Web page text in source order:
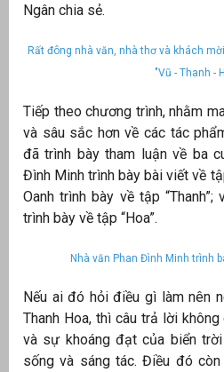
Ngân chia sẻ.
Rất đông nhà văn, nhà thơ và khách
"Vũ - Thanh -
Tiếp theo chương trình, nhằm
và sâu sắc hơn về các tác
đã trình bày tham luận về ba
Đình Minh trình bày bài viết về
Oanh trình bày về tập
trình bày về tập “Hoa”.
Nhà văn Phan Đình Minh trình
Nếu ai đó hỏi điều gì làm nên
Thanh Hoa, thì câu trả lời
và sự khoáng đạt của biển
sống và sáng tác. Điều đó